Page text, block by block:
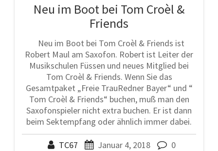
Neu im Boot bei Tom Croèl &
Friends
Neu im Boot bei Tom Croèl & Friends ist
Robert Maul am Saxofon. Robert ist Leiter der
Musikschulen Füssen und neues Mitglied bei
Tom Croèl & Friends. Wenn Sie das
Gesamtpaket „Freie TrauRedner Bayer“ und “
Tom Croèl & Friends“ buchen, muß man den
Saxofonspieler nicht extra buchen. Er ist dann
beim Sektempfang oder ähnlich immer dabei.
TC67 Januar 4, 2018 0